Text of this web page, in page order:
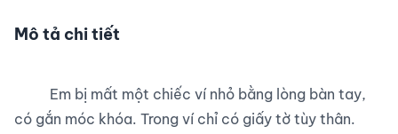
Mô tả chi tiết
có gắn móc khóa. Trong ví chỉ có giấy tờ tùy thân.